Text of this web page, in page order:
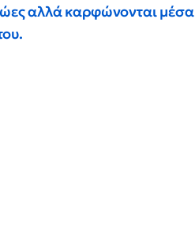
αλλά καρφώνονται μέσα